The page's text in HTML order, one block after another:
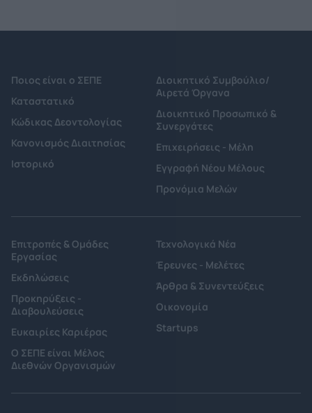
Ποιος είναι ο ΣΕΠΕ
Καταστατικό
Κώδικας Δεοντολογίας
Κανονισμός Διαιτησίας
Ιστορικό
Διοικητικό Συμβούλιο/
Αιρετά Όργανα
Διοικητικό Προσωπικό &
Συνεργάτες
Επιχειρήσεις - Μέλη
Εγγραφή Νέου Μέλους
Προνόμια Μελών
Επιτροπές & Ομάδες
Εργασίας
Εκδηλώσεις
Προκηρύξεις -
Διαβουλεύσεις
Ευκαιρίες Καριέρας
Ο ΣΕΠΕ είναι Μέλος
Διεθνών Οργανισμών
Τεχνολογικά Νέα
Έρευνες - Μελέτες
Άρθρα & Συνεντεύξεις
Οικονομία
Startups